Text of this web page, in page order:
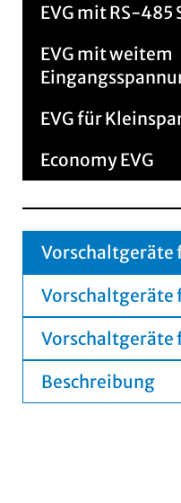
EVG mit RS-
EVG mit weitem
EVG für
Economy EVG
Vorschaltgeräte
Vorschaltgeräte
Vorschaltgeräte
Beschreibung